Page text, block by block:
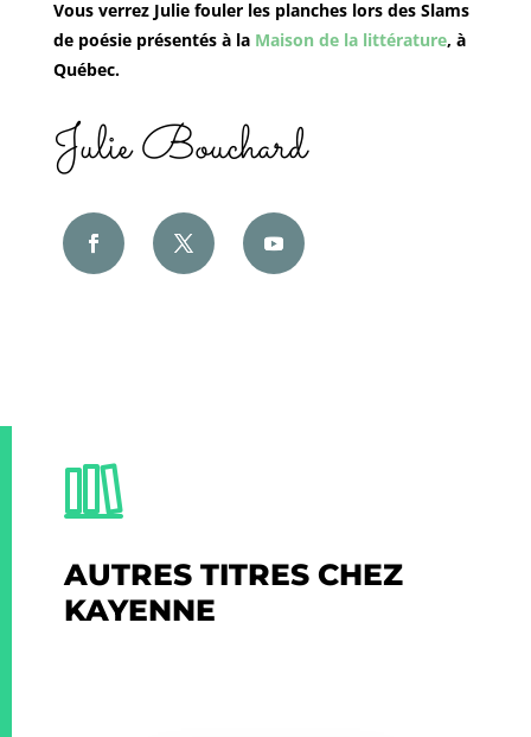
Vous verrez Julie fouler les planches lors des Slams
de poésie présentés à la Maison de la littérature, à
Québec.
Julie Bouchard
AUTRES TITRES CHEZ
KAYENNE